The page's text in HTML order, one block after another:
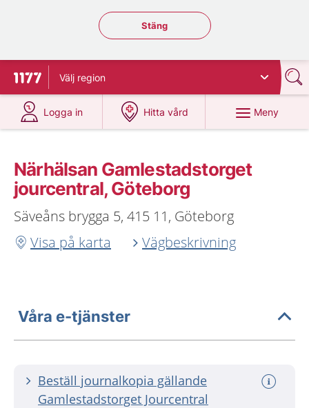
Stäng regionsväljaren
Stäng
Till startsidan för 1177
Välj region
Logga in
på 1177.se
Hitta vård
på 1177.se
Meny
Närhälsan Gamlestadstorget
jourcentral, Göteborg
Säveåns brygga 5, 415 11, Göteborg
Visa på karta
Vägbeskrivning
Våra e-tjänster
Beställ journalkopia gällande
Gamlestadstorget Jourcentral